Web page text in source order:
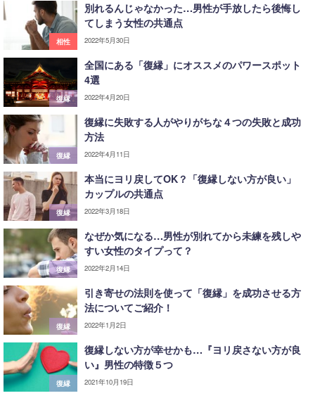
相性
別れるんじゃなかった…男性が手放したら後悔し
てしまう女性の共通点
2022年5月30日
復縁
全国にある「復縁」にオススメのパワースポット
4選
2022年4月20日
復縁
復縁に失敗する人がやりがちな４つの失敗と成功
方法
2022年4月11日
復縁
本当にヨリ戻してOK？「復縁しない方が良い」
カップルの共通点
2022年3月18日
復縁
なぜか気になる…男性が別れてから未練を残しや
すい女性のタイプって？
2022年2月14日
復縁
引き寄せの法則を使って「復縁」を成功させる方
法についてご紹介！
2022年1月2日
復縁
復縁しない方が幸せかも…『ヨリ戻さない方が良
い』男性の特徴５つ
2021年10月19日